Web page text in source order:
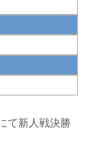
て新人戦決勝